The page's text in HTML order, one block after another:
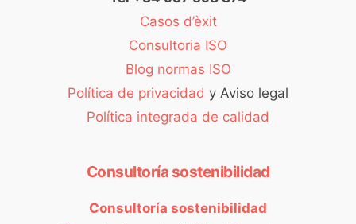
Casos d’èxit
Consultoria ISO
Blog normas ISO
Política de privacidad y Aviso legal
Política integrada de calidad
Consultoría sostenibilidad
Consultoría sostenibilidad